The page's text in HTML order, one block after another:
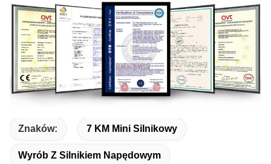
Znaków: 7 KM Mini Silnikowy
Wyrób Z Silnikiem Napędowym